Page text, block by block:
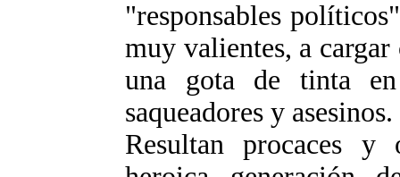
"responsables
muy valientes, a
una gota de tinta
saqueadores y asesinos.
Resultan procaces y